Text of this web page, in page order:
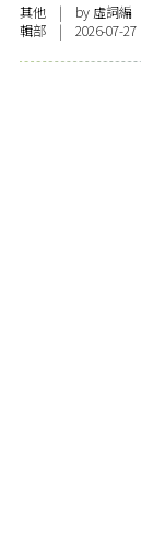
其他 | by 虛詞編
輯部 | 2026-07-27